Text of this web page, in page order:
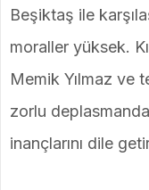
Beşiktaş ile
moraller yüksek.
Memik Yılmaz ve
zorlu
inançlarını dile